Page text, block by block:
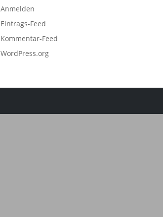
Anmelden
Eintrags-Feed
Kommentar-Feed
WordPress.org